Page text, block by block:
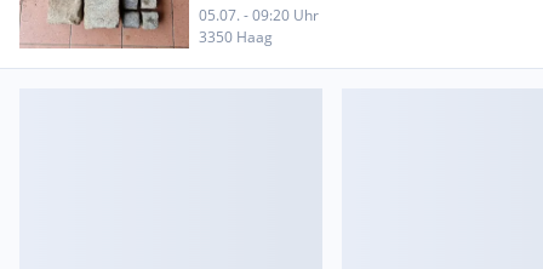
05.07. - 09:20 Uhr
3350 Haag